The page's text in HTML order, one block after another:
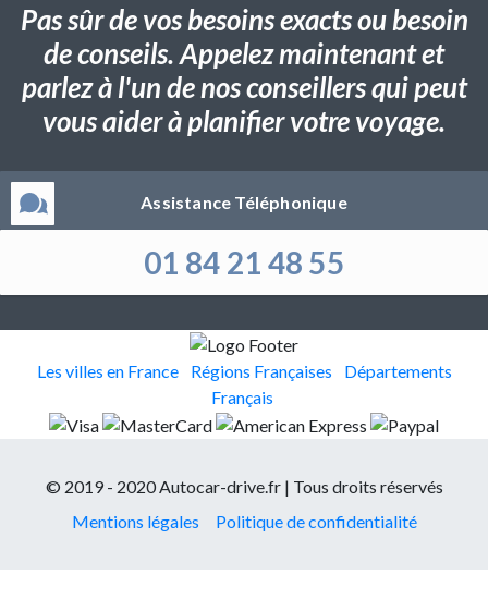
Pas sûr de vos besoins exacts ou besoin
de conseils. Appelez maintenant et
parlez à l'un de nos conseillers qui peut
vous aider à planifier votre voyage.
Assistance Téléphonique
01 84 21 48 55
Les villes en France Régions Françaises
Départements
Français
© 2019 - 2020 Autocar-drive.fr | Tous droits réservés
Mentions légales
Politique de confidentialité